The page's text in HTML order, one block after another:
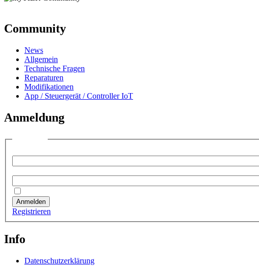
Community
News
Allgemein
Technische Fragen
Reparaturen
Modifikationen
App / Steuergerät / Controller IoT
Anmeldung
Anmelden
Registrieren
Info
Datenschutzerklärung